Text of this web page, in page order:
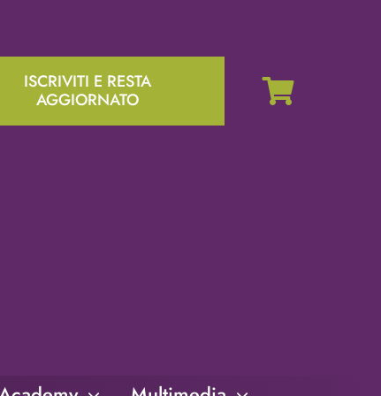
ISCRIVITI E RESTA
AGGIORNATO